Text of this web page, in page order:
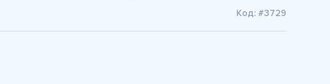
Код: #3729